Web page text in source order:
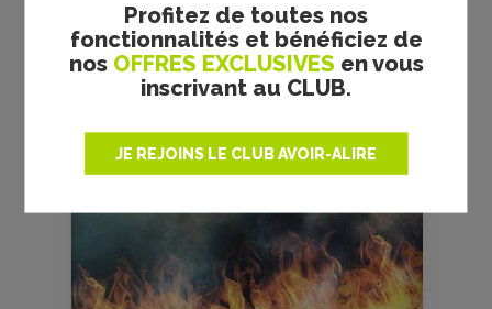
Profitez de toutes nos
fonctionnalités et bénéficiez de
nos OFFRES EXCLUSIVES en vous
inscrivant au CLUB.
JE REJOINS LE CLUB AVOIR-ALIRE
FILMSCULTES